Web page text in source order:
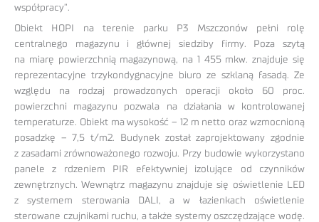
współpracy”.
Obiekt HOPI na terenie parku P3 Mszczonów pełni rolę
centralnego magazynu i głównej siedziby firmy. Poza szytą
na miarę powierzchnią magazynową, na 1 455 mkw. znajduje się
reprezentacyjne trzykondygnacyjne biuro ze szklaną fasadą. Ze
względu na rodzaj prowadzonych operacji około 60 proc.
powierzchni magazynu pozwala na działania w kontrolowanej
temperaturze. Obiekt ma wysokość – 12 m netto oraz wzmocnioną
posadzkę – 7,5 t/m2. Budynek został zaprojektowany zgodnie
z zasadami zrównoważonego rozwoju. Przy budowie wykorzystano
panele z rdzeniem PIR efektywniej izolujące od czynników
zewnętrznych. Wewnątrz magazynu znajduje się oświetlenie LED
z systemem sterowania DALI, a w łazienkach oświetlenie
sterowane czujnikami ruchu, a także systemy oszczędzające wodę.